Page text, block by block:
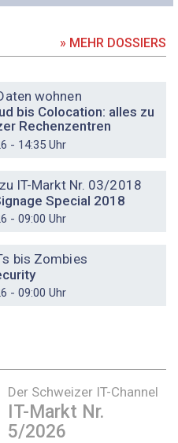
» MEHR DOSSIERS
wohnen
bis Colocation: alles zu
Rechenzentren
- 14:35 Uhr
IT-Markt Nr. 03/2018
Special 2018
- 09:00 Uhr
bis Zombies
- 09:00 Uhr
Der Schweizer IT-Channel
IT-Markt Nr.
5/2026